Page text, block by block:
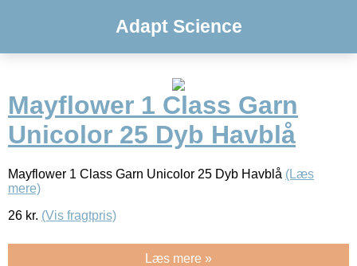
Adapt Science
Mayflower 1 Class Garn
Unicolor 25 Dyb Havblå
Mayflower 1 Class Garn Unicolor 25 Dyb Havblå (Læs
mere)
26 kr. (Vis fragtpris)
Læs mere »